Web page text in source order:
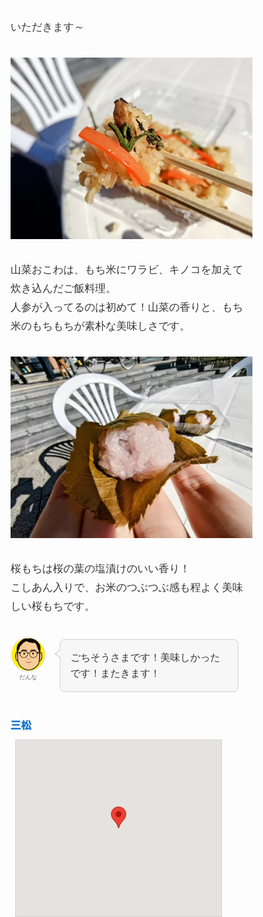
いただきます～
山菜おこわは、もち米にワラビ、キノコを加えて
炊き込んだご飯料理。
人参が入ってるのは初めて！山菜の香りと、もち
米のもちもちが素朴な美味しさです。
桜もちは桜の葉の塩漬けのいい香り！
こしあん入りで、お米のつぶつぶ感も程よく美味
しい桜もちです。
だんな
ごちそうさまです！美味しかった
です！またきます！
三松